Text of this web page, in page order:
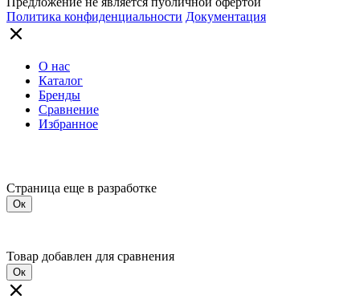
Политика конфиденциальности Документация
О нас
Каталог
Бренды
Сравнение
Избранное
Страница еще в разработке
Ок
Товар добавлен для сравнения
Ок